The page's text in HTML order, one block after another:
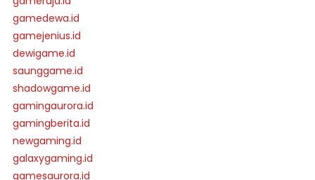
gamedewa.id
gamejenius.id
dewigame.id
saunggame.id
shadowgame.id
gamingaurora.id
gamingberita.id
newgaming.id
galaxygaming.id
gamesaurora.id